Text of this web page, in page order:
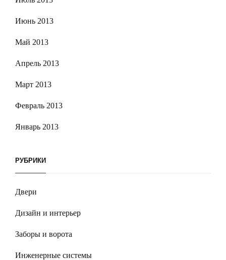
Июнь 2013
Май 2013
Апрель 2013
Март 2013
Февраль 2013
Январь 2013
РУБРИКИ
Двери
Дизайн и интерьер
Заборы и ворота
Инженерные системы